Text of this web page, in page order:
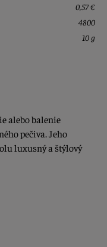
0,57 €
4800
10 g
alebo balenie
pečiva. Jeho
luxusný a štýlový